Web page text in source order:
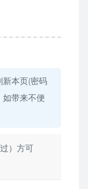
新本页(密码
带来不便
）方可